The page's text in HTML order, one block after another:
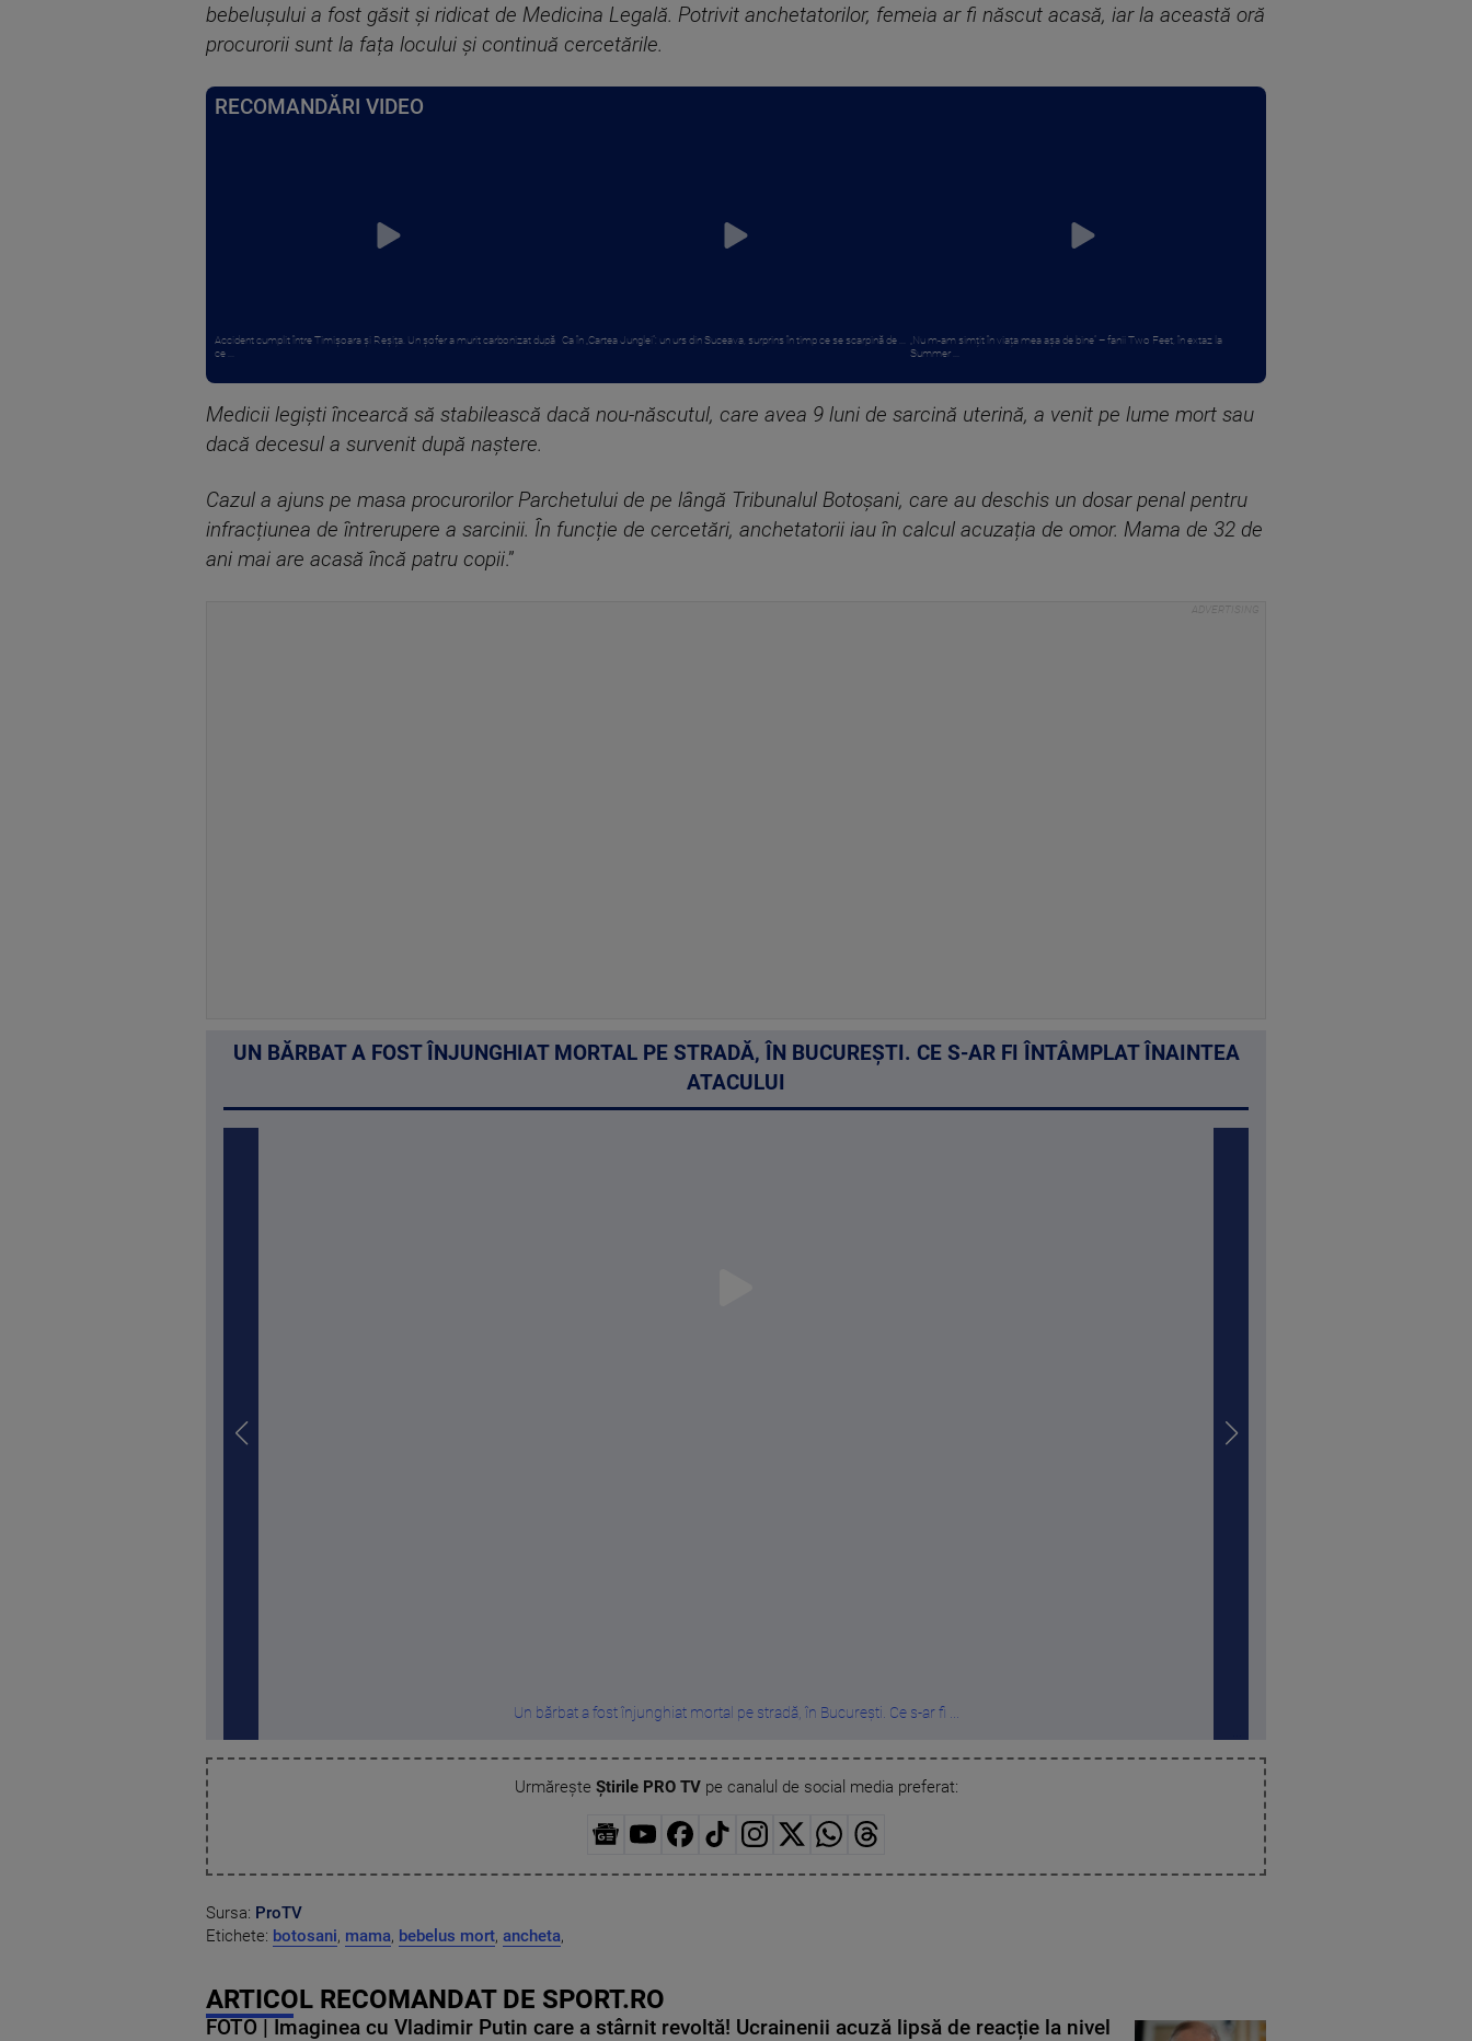
bebelușului a fost găsit și ridicat de Medicina Legală. Potrivit anchetatorilor, femeia ar fi născut acasă, iar la această oră
procurorii sunt la fața locului și continuă cercetările.
RECOMANDĂRI VIDEO
Accident cumplit între Timișoara și Reșița. Un șofer a murit carbonizat după
ce ...
Ca în „Cartea Junglei”: un urs din Suceava, surprins în timp ce se scarpină de ...
„Nu m-am simțit în viața mea așa de bine” – fanii Two Feet, în extaz la
Summer ...
Medicii legiști încearcă să stabilească dacă nou-născutul, care avea 9 luni de sarcină uterină, a venit pe lume mort sau
dacă decesul a survenit după naștere.
Cazul a ajuns pe masa procurorilor Parchetului de pe lângă Tribunalul Botoșani, care au deschis un dosar penal pentru
infracțiunea de întrerupere a sarcinii. În funcție de cercetări, anchetatorii iau în calcul acuzația de omor. Mama de 32 de
ani mai are acasă încă patru copii.”
UN BĂRBAT A FOST ÎNJUNGHIAT MORTAL PE STRADĂ, ÎN BUCUREȘTI. CE S-AR FI ÎNTÂMPLAT ÎNAINTEA
ATACULUI
Un bărbat a fost înjunghiat mortal pe stradă, în București. Ce s-ar fi ...
Urmărește Știrile PRO TVpe canalul de social media preferat:
Sursa: ProTV
Etichete: botosani, mama, bebelus mort, ancheta,
ARTICOL RECOMANDAT DE SPORT.RO
FOTO | Imaginea cu Vladimir Putin care a stârnit revoltă! Ucrainenii acuză lipsă de reacție la nivel